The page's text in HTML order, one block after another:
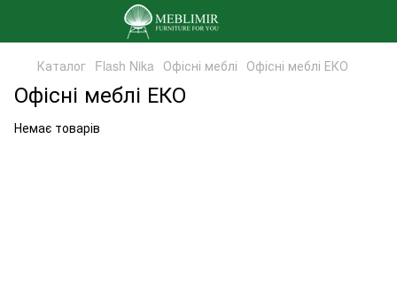
Каталог Flash Nika Офісні меблі Офісні меблі ЕКО
Офісні меблі ЕКО
Немає товарів